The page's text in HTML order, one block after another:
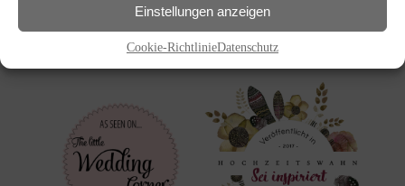
Einstellungen anzeigen
Cookie-RichtlinieDatenschutz
HANNAH UND MARCEL
Featured on